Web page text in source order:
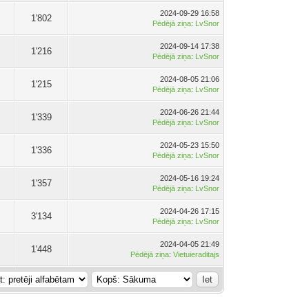
1'802
2024-09-29 16:58
Pēdējā ziņa: LvSnor
1'216
2024-09-14 17:38
Pēdējā ziņa: LvSnor
1'215
2024-08-05 21:06
Pēdējā ziņa: LvSnor
1'339
2024-06-26 21:44
Pēdējā ziņa: LvSnor
1'336
2024-05-23 15:50
Pēdējā ziņa: LvSnor
1'357
2024-05-16 19:24
Pēdējā ziņa: LvSnor
3'134
2024-04-26 17:15
Pēdējā ziņa: LvSnor
1'448
2024-04-05 21:49
Pēdējā ziņa:Vietuieraditajs